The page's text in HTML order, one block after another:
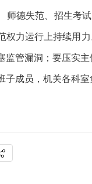
师德失范、招生考
权力运行上持续用
监管漏洞；要压实
子成员，机关各科室